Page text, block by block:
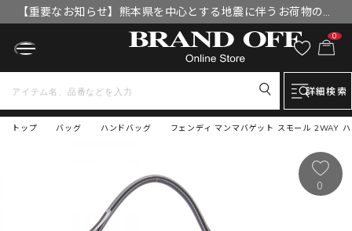
【重要なお知らせ】熊本県を中心とする地震に伴うお荷物のお
届けについて
0
詳細検索
トップ フェンディ マンマバゲット スモール 2WAY
バッグ ハンドバッグ
0